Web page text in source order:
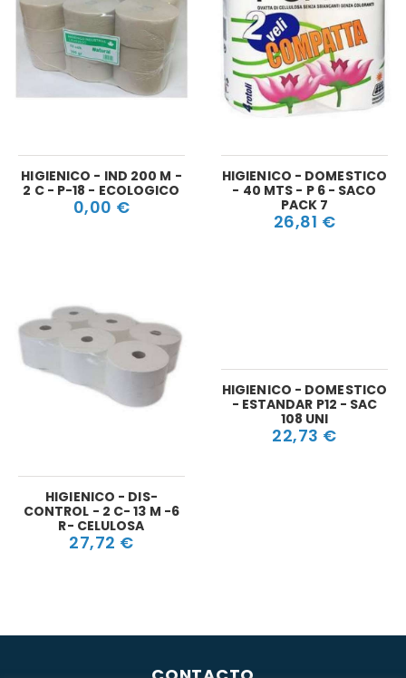
HIGIENICO - IND 200 M -
2 C - P-18 - ECOLOGICO
0,00 €
HIGIENICO - DOMESTICO
- 40 MTS - P 6 - SACO
PACK 7
26,81 €
HIGIENICO - DIS-
CONTROL - 2 C- 13 M -6
R- CELULOSA
27,72 €
HIGIENICO - DOMESTICO
- ESTANDAR P12 - SAC
108 UNI
22,73 €